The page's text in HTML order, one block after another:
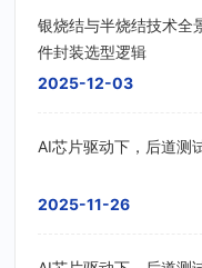
银烧结与半烧结技术全
件封装选型逻辑
2025-12-03
AI芯片驱动下，后道测
2025-11-26